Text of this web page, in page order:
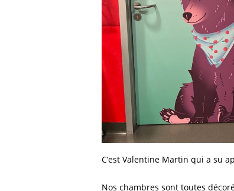
C’est Valentine Martin qui a su
Nos chambres sont toutes